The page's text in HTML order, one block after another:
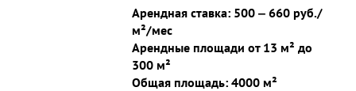
Арендная ставка: 500 ‒ 660 руб./
м²/мес
Арендные площади от 13 м² до
300 м²
Общая площадь: 4000 м²